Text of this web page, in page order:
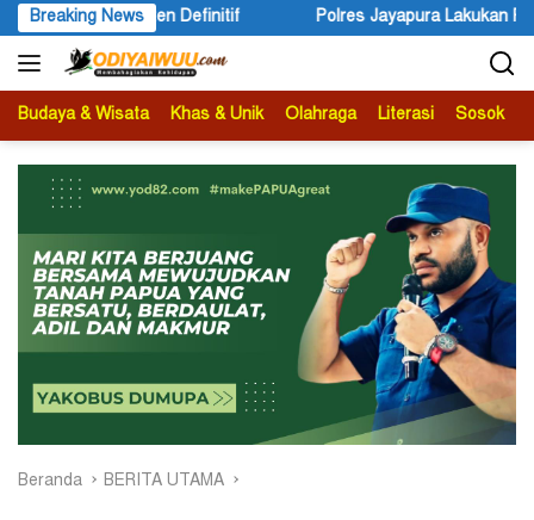
Langsung
ke
konten
Breaking News
Polres Jayapura Lakukan Penyelidikan Pasca Keracunan Akibat
Budaya & Wisata Khas & Unik Olahraga Literasi Sosok
Beranda BERITA UTAMA